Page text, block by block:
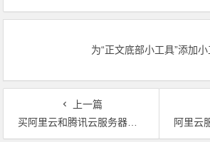
文生视频六折起，全栈AI特惠一
文生视频
为“正文底部小工具”添加
上一篇
买阿里云和腾讯云服务器多少钱，不同预算可买配置汇总
阿里云服务器一年